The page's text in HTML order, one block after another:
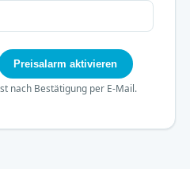
Preisalarm aktivieren
nach Bestätigung per E-Mail.